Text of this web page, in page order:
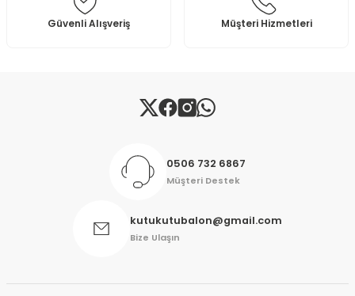
Bu ürüne benzer farklı alternatifler olmalı.
Gönder
Güvenli Alışveriş Müşteri Hizmetleri
0506 732 6867
Müşteri Destek
kutukutubalon@gmail.com
Bize Ulaşın